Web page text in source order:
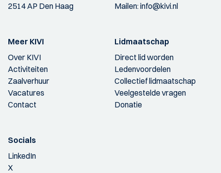
2514 AP Den Haag
Mailen:info@kivi.nl
Meer KIVI
Over KIVI
Activiteiten
Zaalverhuur
Vacatures
Contact
Lidmaatschap
Direct lid worden
Ledenvoordelen
Collectief lidmaatschap
Veelgestelde vragen
Donatie
Socials
LinkedIn
X